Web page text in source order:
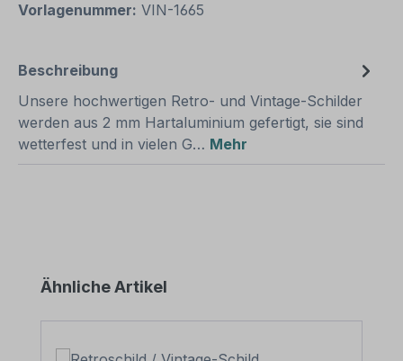
Vorlagenummer: VIN-1665
Beschreibung
Unsere hochwertigen Retro- und Vintage-Schilder
werden aus 2 mm Hartaluminium gefertigt, sie sind
wetterfest und in vielen G… Mehr
Produktgalerie überspringen
Ähnliche Artikel